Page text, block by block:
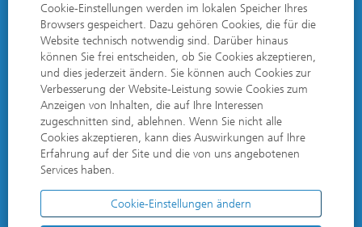
Cookie-Einstellungen werden im lokalen Speicher Ihres
Browsers gespeichert. Dazu gehören Cookies, die für die
Website technisch notwendig sind. Darüber hinaus
können Sie frei entscheiden, ob Sie Cookies akzeptieren,
und dies jederzeit ändern. Sie können auch Cookies zur
Verbesserung der Website-Leistung sowie Cookies zum
Anzeigen von Inhalten, die auf Ihre Interessen
zugeschnitten sind, ablehnen. Wenn Sie nicht alle
Cookies akzeptieren, kann dies Auswirkungen auf Ihre
Erfahrung auf der Site und die von uns angebotenen
Services haben.
Cookie-Einstellungen ändern
DATENSCHUTZERKLÄRUNG
IMPRESSUM
MANAGER FÜR COOKIE-EINSTELLUNGEN
W
W
i
r
d
u
W
i
d
a
u
W
i
d
a
u
W